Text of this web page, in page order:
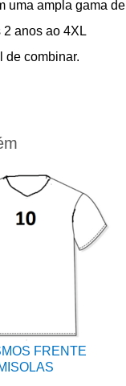
uma ampla gama
2 anos ao 4XL
de combinar.
FRENTE